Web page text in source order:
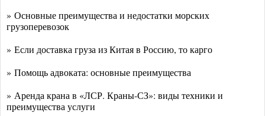
» Основные преимущества и недостатки морских
грузоперевозок
» Если доставка груза из Китая в Россию, то карго
» Помощь адвоката: основные преимущества
» Аренда крана в «ЛСР. Краны-СЗ»: виды техники и
преимущества услуги